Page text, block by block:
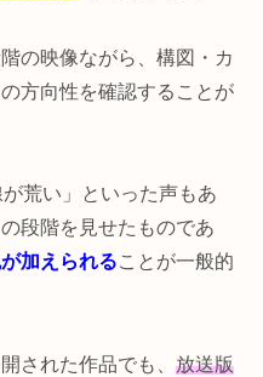
の映像ながら、構図・カ
方向性を確認することが
荒い」といった声もあ
段階を見せたものであ
加えられることが一般的
された作品でも、 放送版